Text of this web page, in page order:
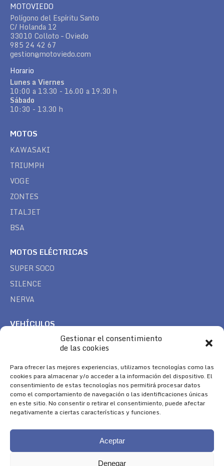
Gestionar el consentimiento
de las cookies
Para ofrecer las mejores experiencias, utilizamos tecnologías como las
cookies para almacenar y/o acceder a la información del dispositivo. El
consentimiento de estas tecnologías nos permitirá procesar datos
como el comportamiento de navegación o las identificaciones únicas
en este sitio. No consentir o retirar el consentimiento, puede afectar
negativamente a ciertas características y funciones.
Aceptar
Denegar
MOTOVIEDO
Polígono del Espíritu Santo
C/ Holanda 12
33010 Colloto – Oviedo
985 24 42 67
gestion@motoviedo.com
Horario
Lunes a Viernes
10:00 a 13.30 - 16.00 a 19.30 h
Sábado
10:30 - 13.30 h
MOTOS
KAWASAKI
TRIUMPH
VOGE
ZONTES
ITALJET
BSA
MOTOS ELÉCTRICAS
SUPER SOCO
SILENCE
NERVA
VEHÍCULOS
TREK
SÍGUENOS
Encuéntranos en:
Facebook
page
YouTube
page
Instagram
page